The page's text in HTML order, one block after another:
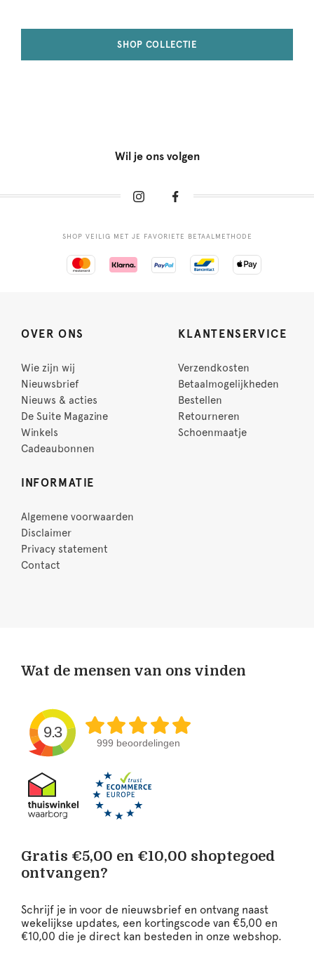
SHOP COLLECTIE
Wil je ons volgen
SHOP VEILIG MET JE FAVORIETE BETAALMETHODE
OVER ONS
Wie zijn wij
Nieuwsbrief
Nieuws & acties
De Suite Magazine
Winkels
Cadeaubonnen
KLANTENSERVICE
Verzendkosten
Betaalmogelijkheden
Bestellen
Retourneren
Schoenmaatje
INFORMATIE
Algemene voorwaarden
Disclaimer
Privacy statement
Contact
Wat de mensen van ons vinden
9.3
999 beoordelingen
Gratis €5,00 en €10,00 shoptegoed
ontvangen?
Schrijf je in voor de nieuwsbrief en ontvang naast
wekelijkse updates, een kortingscode van €5,00 en
€10,00 die je direct kan besteden in onze webshop.